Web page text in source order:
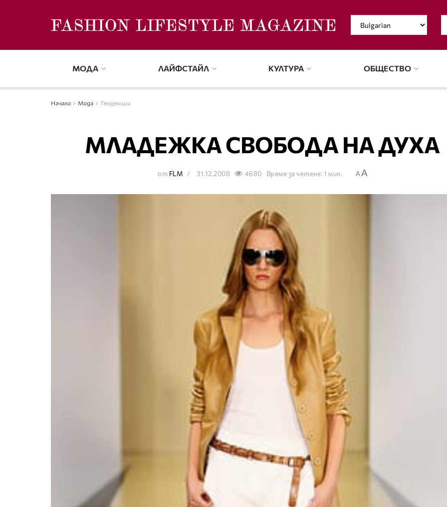
МОДА ЛАЙФСТАЙЛ КУЛТУРА ОБЩЕСТВО
Начало Мода Тенденции
МЛАДЕЖКА СВОБОДА НА ДУХА
от FLM 31.12.2008 4680 Време за четене: 1 мин. AA